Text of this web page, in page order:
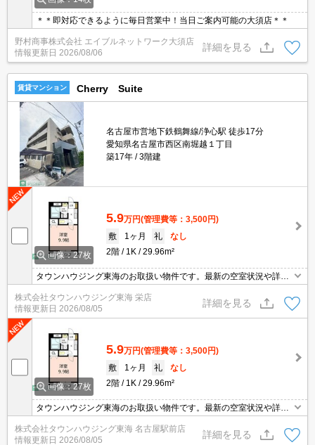
＊＊即対応できるように毎日営業中！当日ご案内可能の大須店＊＊
野村商事株式会社 エイブルネットワーク大須店
情報更新日 2026/08/06
詳細を見る
賃貸マンション Cherry Suite
名古屋市営地下鉄鶴舞線/浄心駅 徒歩17分
愛知県名古屋市西区南堀越１丁目
築17年
3階建
画像：27枚
5.9万円(管理費等：3,500円)
敷
1ヶ月 礼
なし
2階
1K 29.96m²
タウンハウジング東海のお取扱い物件です。最新の空室状況や詳細
などお気軽にお問い合わせください。
株式会社タウンハウジング東海 栄店
情報更新日 2026/08/05
詳細を見る
画像：27枚
5.9万円(管理費等：3,500円)
敷
1ヶ月 礼
なし
2階
1K 29.96m²
タウンハウジング東海のお取扱い物件です。最新の空室状況や詳細
などお気軽にお問い合わせください。
株式会社タウンハウジング東海 名古屋駅前店
情報更新日 2026/08/05
詳細を見る